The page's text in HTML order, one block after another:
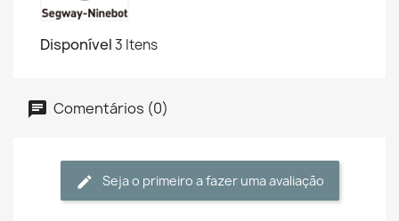
Disponível3 Itens
Comentários (0)
Seja o primeiro a fazer uma avaliação